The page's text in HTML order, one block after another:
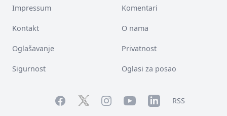
Impressum Komentari
Kontakt O nama
Oglašavanje Privatnost
Sigurnost Oglasi za posao
FacebookTwitterInstagramYouTubeLinkedInRSS